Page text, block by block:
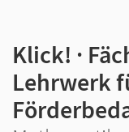
Klick! ·
Lehrwerk